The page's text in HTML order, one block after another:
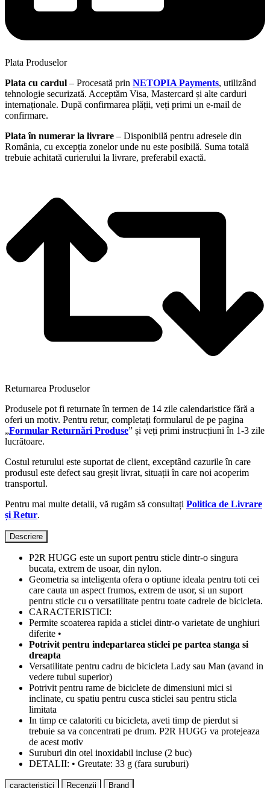
Plata Produselor
Plata cu cardul – Procesată prin NETOPIA Payments, utilizând
tehnologie securizată. Acceptăm Visa, Mastercard și alte carduri
internaționale. După confirmarea plății, veți primi un e-mail de
confirmare.
Plata în numerar la livrare – Disponibilă pentru adresele din
România, cu excepția zonelor unde nu este posibilă. Suma totală
trebuie achitată curierului la livrare, preferabil exactă.
Returnarea Produselor
Produsele pot fi returnate în termen de 14 zile calendaristice fără a
oferi un motiv. Pentru retur, completați formularul de pe pagina
„Formular Returnări Produse” și veți primi instrucțiuni în 1-3 zile
lucrătoare.
Costul returului este suportat de client, exceptând cazurile în care
produsul este defect sau greșit livrat, situații în care noi acoperim
transportul.
Pentru mai multe detalii, vă rugăm să consultați Politica de Livrare
și Retur.
Descriere
P2R HUGG este un suport pentru sticle dintr-o singura
bucata, extrem de usoar, din nylon.
Geometria sa inteligenta ofera o optiune ideala pentru toti cei
care cauta un aspect frumos, extrem de usor, si un suport
pentru sticle cu o versatilitate pentru toate cadrele de bicicleta.
CARACTERISTICI:
Permite scoaterea rapida a sticlei dintr-o varietate de unghiuri
diferite •
Potrivit pentru indepartarea sticlei pe partea stanga si
dreapta
Versatilitate pentru cadru de bicicleta Lady sau Man (avand in
vedere tubul superior)
Potrivit pentru rame de biciclete de dimensiuni mici si
inclinate, cu spatiu pentru cusca sticlei sau pentru sticla
limitata
In timp ce calatoriti cu bicicleta, aveti timp de pierdut si
trebuie sa va concentrati pe drum. P2R HUGG va protejeaza
de acest motiv
Suruburi din otel inoxidabil incluse (2 buc)
DETALII: • Greutate: 33 g (fara suruburi)
caracteristici Recenzii Brand